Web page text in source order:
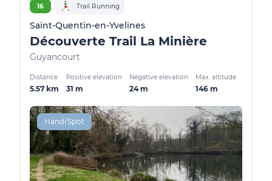
16 Trail Running
Saint-Quentin-en-Yvelines
Découverte Trail La Minière
Guyancourt
Distance
5.57 km
Positive elevation
31 m
Negative elevation
24 m
Max. altitude
146 m
Handi'Spot